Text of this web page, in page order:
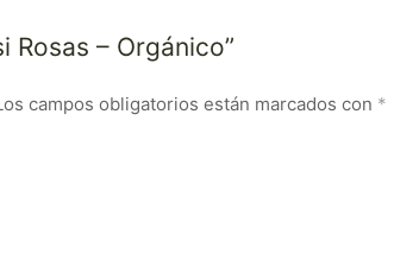
Rosas – Orgánico”
campos obligatorios están marcados con *